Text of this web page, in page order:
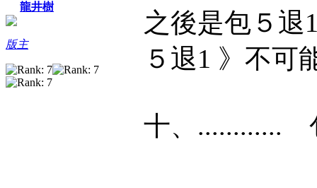
龍井樹
版主
之後是包５退
５退1 》不可
十、............